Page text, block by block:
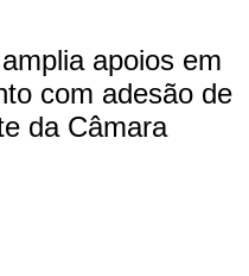
apoios em
com adesão de
da Câmara